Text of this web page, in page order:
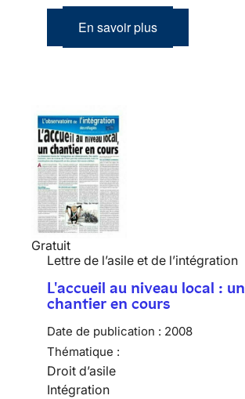
En savoir plus
Gratuit
Lettre de l’asile et de l’intégration
L'accueil au niveau local : un
chantier en cours
Date de publication : 2008
Thématique :
Droit d’asile
Intégration